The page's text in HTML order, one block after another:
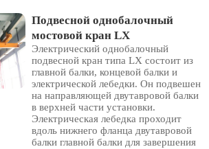
Подвесной однобалочный
мостовой кран LX
Электрический однобалочный
подвесной кран типа LX состоит из
главной балки, концевой балки и
электрической лебедки. Он подвешен
на направляющей двутавровой балки
в верхней части установки.
Электрическая лебедка проходит
вдоль нижнего фланца двутавровой
балки главной балки для завершения